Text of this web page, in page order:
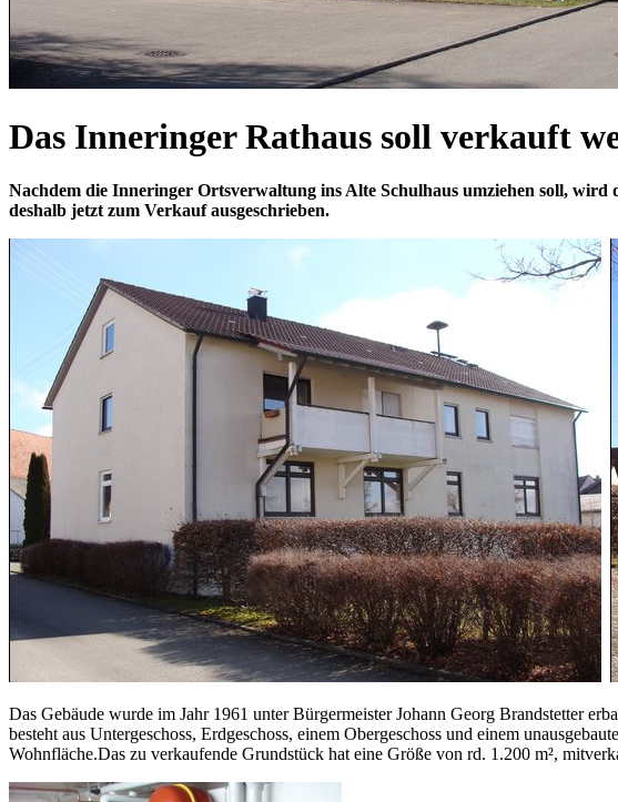
Das Inneringer Rathaus soll verkauft
Nachdem die Inneringer Ortsverwaltung ins Alte Schulhaus umziehen soll,
deshalb jetzt zum Verkauf ausgeschrieben.
Das Gebäude wurde im Jahr 1961 unter Bürgermeister Johann Georg Brandstetter
besteht aus Untergeschoss, Erdgeschoss, einem Obergeschoss und einem
Wohnfläche.Das zu verkaufende Grundstück hat eine Größe von rd. 1.200 m²,